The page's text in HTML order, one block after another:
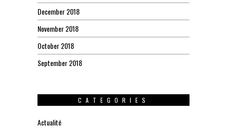
December 2018
November 2018
October 2018
September 2018
CATEGORIES
Actualité